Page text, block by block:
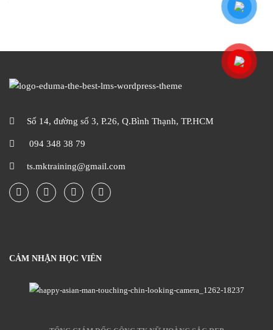
Số 14, đường số 3, P.26, Q.Bình Thạnh, TP.HCM
094 348 38 79
ts.mktraining@gmail.com
CẢM NHẬN HỌC VIÊN